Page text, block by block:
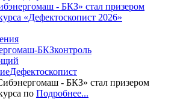
- БКЗ» стал призером
«Дефектоскопист 2026»
БКЗконтроль
Дефектоскопист
- БКЗ» стал призером
по Подробнее...